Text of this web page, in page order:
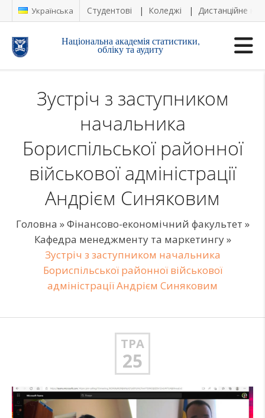
Українська Студентові Коледжі Дистанційне
Національна академія статистики,
обліку та аудиту
Зустріч з заступником
начальника
Бориспільської районної
військової адміністрації
Андрієм Синяковим
Головна »Фінансово-економічний факультет »
Кафедра менеджменту та маркетингу»
Зустріч з заступником начальника
Бориспільської районної військової
адміністрації Андрієм Синяковим
ТРА
25